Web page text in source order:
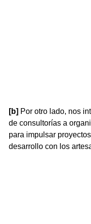
[b] Por otro lado, nos
de consultorías a
para impulsar
desarrollo con los